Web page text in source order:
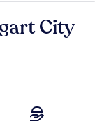
City